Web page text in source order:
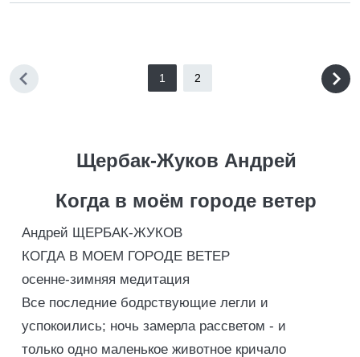
1 2
Щербак-Жуков Андрей
Когда в моём городе ветер
Андрей ЩЕРБАК-ЖУКОВ
КОГДА В МОЕМ ГОРОДЕ ВЕТЕР
осенне-зимняя медитация
Все последние бодрствующие легли и
успокоились; ночь замерла рассветом - и
только одно маленькое животное кричало